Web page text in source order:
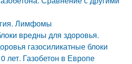
Лимфомы
вредны для здоровья.
газосиликатные блоки
лет. Газобетон в Европе